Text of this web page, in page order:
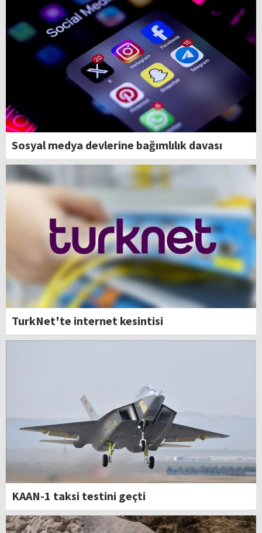
Sosyal medya devlerine bağımlılık davası
TurkNet'te internet kesintisi
KAAN-1 taksi testini geçti